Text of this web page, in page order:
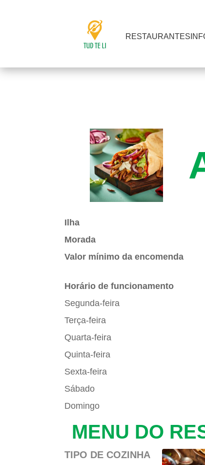
RESTAURANTES
Ilha
Morada
Valor mínimo da encomenda
Horário de funcionamento
Segunda-feira
Terça-feira
Quarta-feira
Quinta-feira
Sexta-feira
Sábado
Domingo
MENU DO
TIPO DE COZINHA